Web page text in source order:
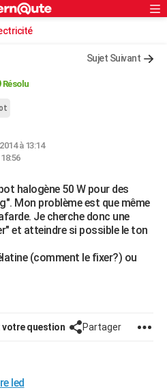
Sujet Suivant
Résolu
à 13:14
halogène 50 W pour des
Mon problème est que même
Je cherche donc une
et atteindre si possible le ton
(comment le fixer?) ou
votre question Partager
led